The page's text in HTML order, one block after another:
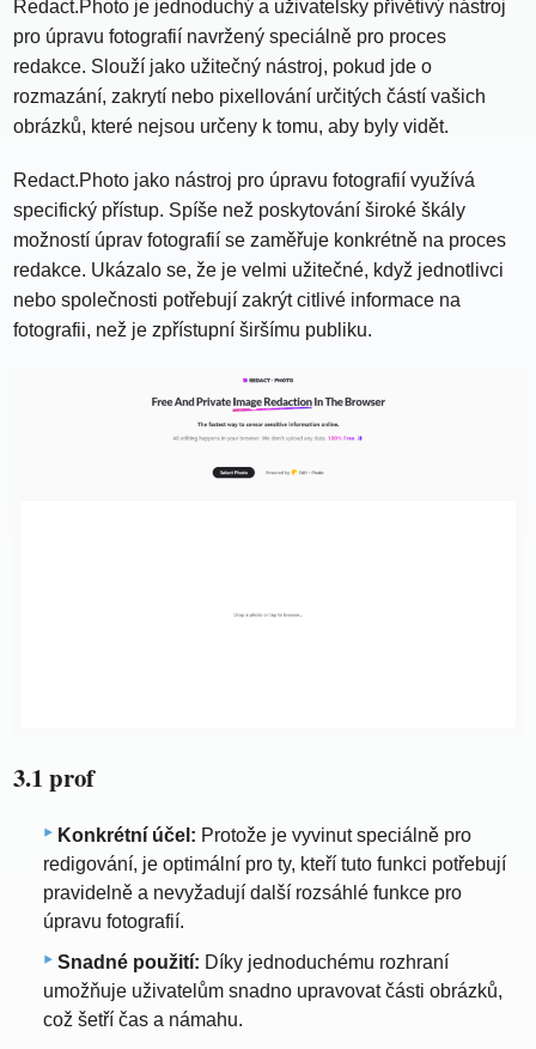
Redact.Photo je jednoduchý a uživatelsky přívětivý nástroj
pro úpravu fotografií navržený speciálně pro proces
redakce. Slouží jako užitečný nástroj, pokud jde o
rozmazání, zakrytí nebo pixellování určitých částí vašich
obrázků, které nejsou určeny k tomu, aby byly vidět.
Redact.Photo jako nástroj pro úpravu fotografií využívá
specifický přístup. Spíše než poskytování široké škály
možností úprav fotografií se zaměřuje konkrétně na proces
redakce. Ukázalo se, že je velmi užitečné, když jednotlivci
nebo společnosti potřebují zakrýt citlivé informace na
fotografii, než je zpřístupní širšímu publiku.
3.1 prof
Konkrétní účel: Protože je vyvinut speciálně pro
redigování, je optimální pro ty, kteří tuto funkci potřebují
pravidelně a nevyžadují další rozsáhlé funkce pro
úpravu fotografií.
Snadné použití: Díky jednoduchému rozhraní
umožňuje uživatelům snadno upravovat části obrázků,
což šetří čas a námahu.